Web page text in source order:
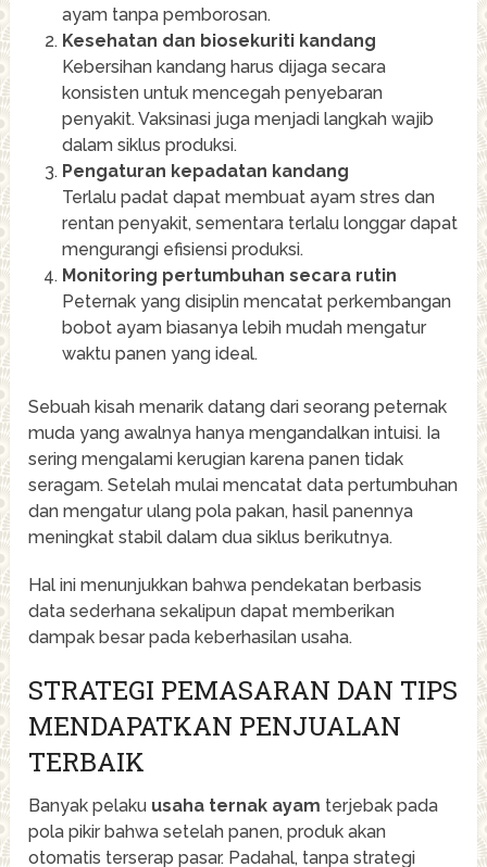
ayam tanpa pemborosan.
Kesehatan dan biosekuriti kandang
Kebersihan kandang harus dijaga secara
konsisten untuk mencegah penyebaran
penyakit. Vaksinasi juga menjadi langkah wajib
dalam siklus produksi.
Pengaturan kepadatan kandang
Terlalu padat dapat membuat ayam stres dan
rentan penyakit, sementara terlalu longgar dapat
mengurangi efisiensi produksi.
Monitoring pertumbuhan secara rutin
Peternak yang disiplin mencatat perkembangan
bobot ayam biasanya lebih mudah mengatur
waktu panen yang ideal.
Sebuah kisah menarik datang dari seorang peternak
muda yang awalnya hanya mengandalkan intuisi. Ia
sering mengalami kerugian karena panen tidak
seragam. Setelah mulai mencatat data pertumbuhan
dan mengatur ulang pola pakan, hasil panennya
meningkat stabil dalam dua siklus berikutnya.
Hal ini menunjukkan bahwa pendekatan berbasis
data sederhana sekalipun dapat memberikan
dampak besar pada keberhasilan usaha.
STRATEGI PEMASARAN DAN TIPS
MENDAPATKAN PENJUALAN
TERBAIK
Banyak pelaku usaha ternak ayam terjebak pada
pola pikir bahwa setelah panen, produk akan
otomatis terserap pasar. Padahal, tanpa strategi